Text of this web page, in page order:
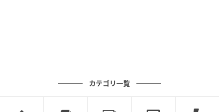
カテゴリ一覧